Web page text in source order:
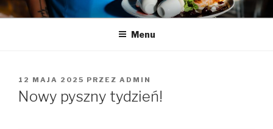
Przeskocz
do
LA LUCY
Zapraszamy na pyszną kawę i naleśniki
Menu
OPUBLIKOWANE
W
12 MAJA 2025 PRZEZ ADMIN
Nowy pyszny tydzień!